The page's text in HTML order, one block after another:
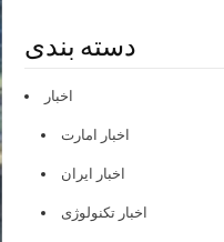
دسته بندی
اخبار
اخبار امارت
اخبار ایران
اخبار تکنولوژی